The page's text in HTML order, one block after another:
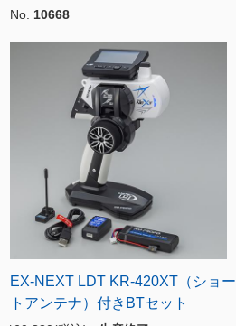
No. 10668
EX-NEXT LDT KR-420XT（ショー
トアンテナ）付きBTセット